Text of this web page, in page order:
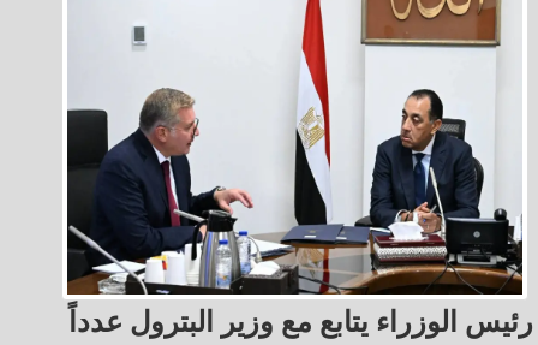
رئيس الوزراء يتابع مع وزير البترول عدداً